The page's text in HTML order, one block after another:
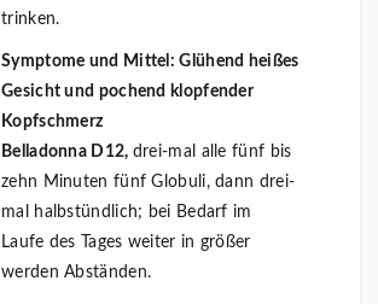
trinken.
Symptome und Mittel:Glühend heißes
Gesicht und pochend klopfender
Kopfschmerz
Belladonna D12, drei-mal alle fünf bis
zehn Minuten fünf Globuli, dann drei-
mal halbstündlich; bei Bedarf im
Laufe des Tages weiter in größer
werden Abständen.